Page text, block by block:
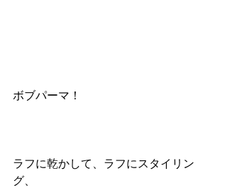
ボブパーマ！
ラフに乾かして、ラフにスタイリン
グ、